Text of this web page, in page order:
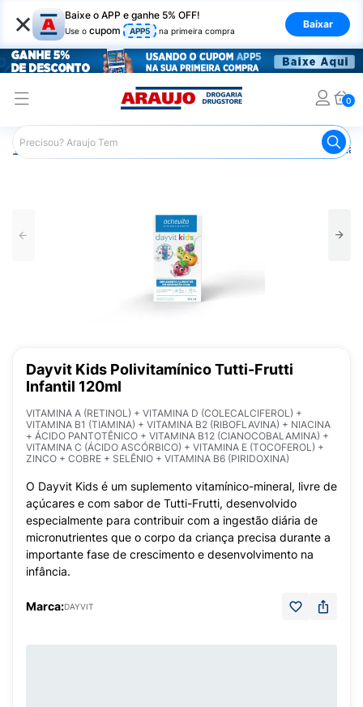
× Baixe o APP e ganhe 5% OFF!
Use o cupom APP5 na primeira compra
Baixar
0
Araujo Saúde e Bem Estar
Dayvit Kids Polivitamínico Tutti-Frutti
Infantil 120ml
VITAMINA A (RETINOL) + VITAMINA D (COLECALCIFEROL) +
VITAMINA B1 (TIAMINA) + VITAMINA B2 (RIBOFLAVINA) + NIACINA
+ ÁCIDO PANTOTÊNICO + VITAMINA B12 (CIANOCOBALAMINA) +
VITAMINA C (ÁCIDO ASCÓRBICO) + VITAMINA E (TOCOFEROL) +
ZINCO + COBRE + SELÊNIO + VITAMINA B6 (PIRIDOXINA)
O Dayvit Kids é um suplemento vitamínico-mineral, livre de
açúcares e com sabor de Tutti-Frutti, desenvolvido
especialmente para contribuir com a ingestão diária de
micronutrientes que o corpo da criança precisa durante a
importante fase de crescimento e desenvolvimento na
infância.
Marca:DAYVIT